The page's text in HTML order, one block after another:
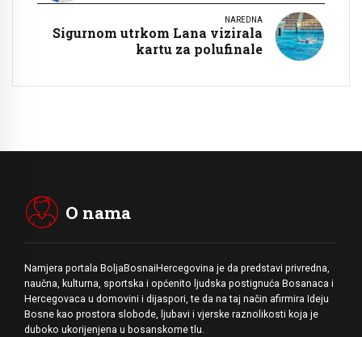
NAREDNA
Sigurnom utrkom Lana vizirala
kartu za polufinale
O nama
Namjera portala BoljaBosnaiHercegovina je da predstavi privredna,
naučna, kulturna, sportska i općenito ljudska postignuća Bosanaca i
Hercegovaca u domovini i dijaspori, te da na taj način afirmira Ideju
Bosne kao prostora slobode, ljubavi i vjerske raznolikosti koja je
duboko ukorijenjena u bosanskome tlu.